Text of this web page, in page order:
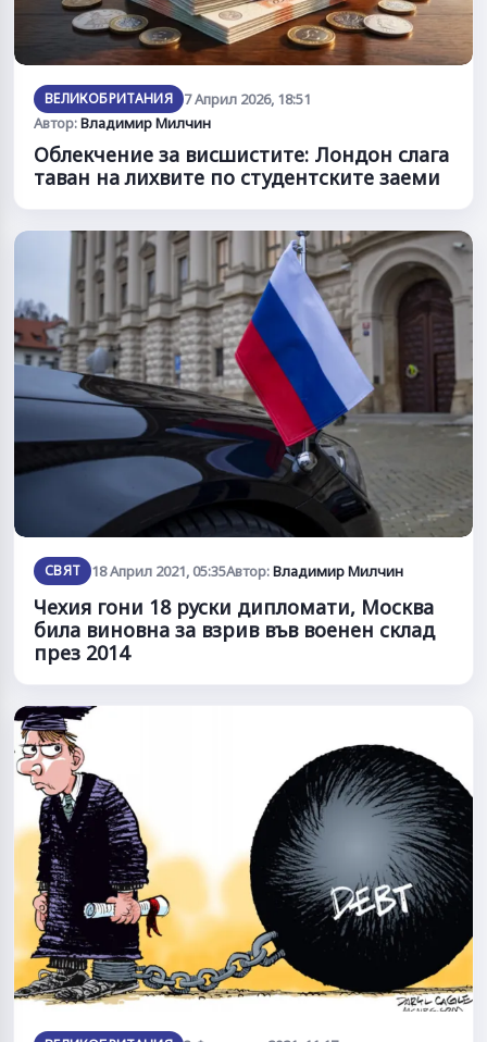
ВЕЛИКОБРИТАНИЯ
7 Април 2026, 18:51
Автор:Владимир Милчин
Облекчение за висшистите: Лондон слага
таван на лихвите по студентските заеми
СВЯТ 18 Април 2021, 05:35Автор:Владимир Милчин
Чехия гони 18 руски дипломати, Москва
била виновна за взрив във военен склад
през 2014